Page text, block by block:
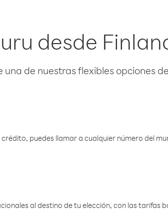
desde
de nuestras flexibles opciones
puedes llamar a cualquier número del
al destino de tu elección, con las tarifas